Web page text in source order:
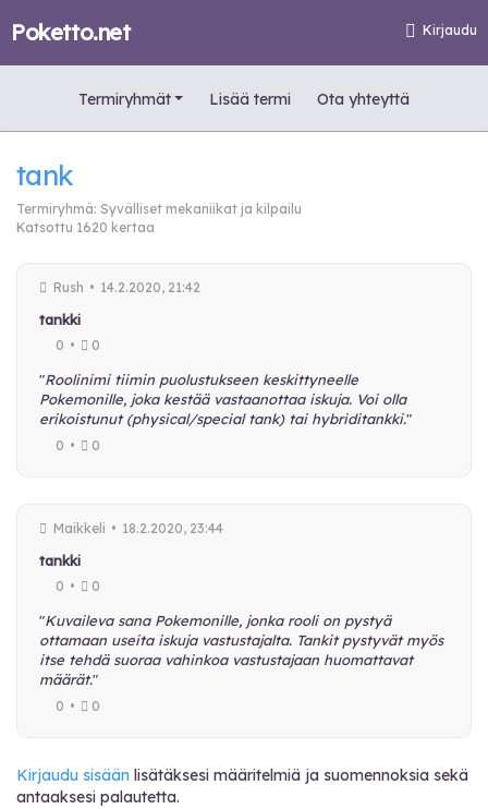
Poketto.net
Termiryhmät Lisää termi Ota yhteyttä
Kirjaudu
tank
Termiryhmä: Syvälliset mekaniikat ja kilpailu
Katsottu 1620 kertaa
Rush • 14.2.2020, 21:42
tankki
0 • 0
"Roolinimi tiimin puolustukseen keskittyneelle
Pokemonille, joka kestää vastaanottaa iskuja. Voi olla
erikoistunut (physical/special tank) tai hybriditankki."
0 • 0
Maikkeli • 18.2.2020, 23:44
tankki
0 • 0
"Kuvaileva sana Pokemonille, jonka rooli on pystyä
ottamaan useita iskuja vastustajalta. Tankit pystyvät myös
itse tehdä suoraa vahinkoa vastustajaan huomattavat
määrät."
0 • 0
Kirjaudu sisään lisätäksesi määritelmiä ja suomennoksia sekä
antaaksesi palautetta.